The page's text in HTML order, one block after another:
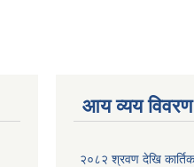
आय व्यय विवरण
२०८२ श्रवण देखि